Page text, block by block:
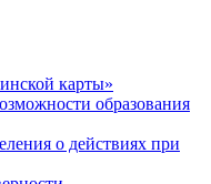
карты»
образования
о действиях при